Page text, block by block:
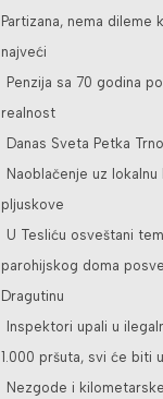
Partizana, nema dileme
najveći
Penzija sa 70 godina
realnost
Danas Sveta Petka
Naoblačenje uz lokalnu
pljuskove
U Tesliću osveštani
parohijskog doma
Dragutinu
Inspektori upali u
1.000 pršuta, svi će biti
Nezgode i